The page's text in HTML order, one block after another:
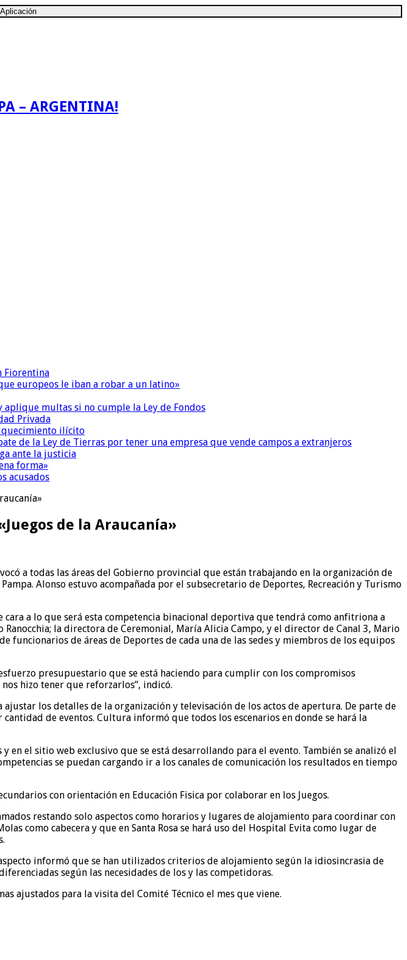
– ARGENTINA!
Fiorentina
europeos le iban a robar a un latino»
multas si no cumple la Ley de Fondos
Privada
ilícito
de la Ley de Tierras por tener una empresa que vende campos a extranjeros
ante la justicia
forma»
acusados
de la Araucanía»
a todas las áreas del Gobierno provincial que están trabajando en la organización de
Alonso estuvo acompañada por el subsecretario de Deportes, Recreación y Turismo
a lo que será esta competencia binacional deportiva que tendrá como anfitriona a
la directora de Ceremonial, María Alicia Campo, y el director de Canal 3, Mario
funcionarios de áreas de Deportes de cada una de las sedes y miembros de los equipos
presupuestario que se está haciendo para cumplir con los compromisos
hizo tener que reforzarlos”, indicó.
los detalles de la organización y televisación de los actos de apertura. De parte de
de eventos. Cultura informó que todos los escenarios en donde se hará la
y en el sitio web exclusivo que se está desarrollando para el evento. También se analizó el
se puedan cargando ir a los canales de comunicación los resultados en tiempo
con orientación en Educación Fisica por colaborar en los Juegos.
restando solo aspectos como horarios y lugares de alojamiento para coordinar con
como cabecera y que en Santa Rosa se hará uso del Hospital Evita como lugar de
informó que se han utilizados criterios de alojamiento según la idiosincrasia de
según las necesidades de los y las competidoras.
ajustados para la visita del Comité Técnico el mes que viene.